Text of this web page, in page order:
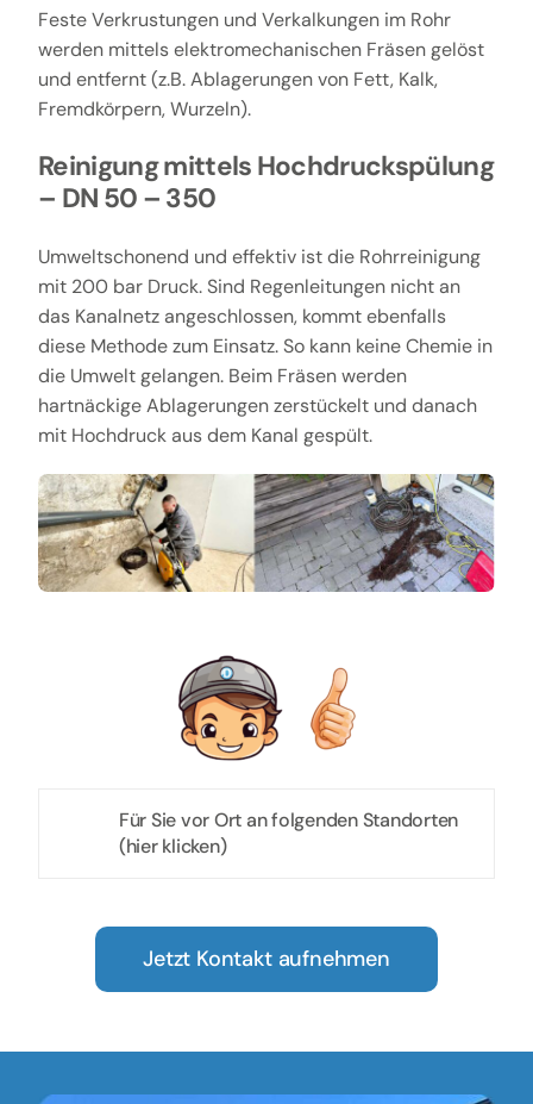
Feste Verkrustungen und Verkalkungen im Rohr
werden mittels elektromechanischen Fräsen gelöst
und entfernt (z.B. Ablagerungen von Fett, Kalk,
Fremdkörpern, Wurzeln).
Reinigung mittels Hochdruckspülung
– DN 50 – 350
Umweltschonend und effektiv ist die Rohrreinigung
mit 200 bar Druck. Sind Regenleitungen nicht an
das Kanalnetz angeschlossen, kommt ebenfalls
diese Methode zum Einsatz. So kann keine Chemie in
die Umwelt gelangen. Beim Fräsen werden
hartnäckige Ablagerungen zerstückelt und danach
mit Hochdruck aus dem Kanal gespült.
Für Sie vor Ort an folgenden Standorten
(hier klicken)
Jetzt Kontakt aufnehmen